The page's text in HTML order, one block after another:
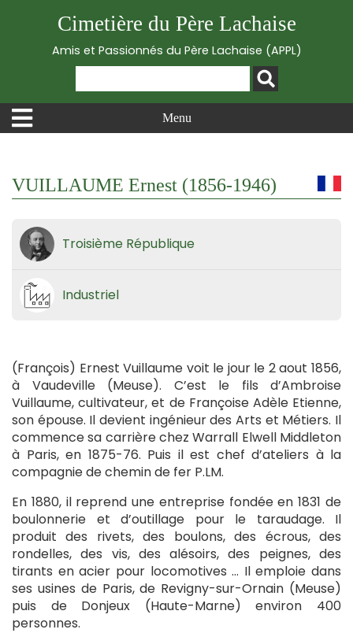
Cimetière du Père Lachaise
Amis et Passionnés du Père Lachaise (APPL)
Menu
VUILLAUME Ernest (1856-1946)
Troisième République
Industriel
(François) Ernest Vuillaume voit le jour le 2 aout 1856,
à Vaudeville (Meuse). C’est le fils d’Ambroise
Vuillaume, cultivateur, et de Françoise Adèle Etienne,
son épouse. Il devient ingénieur des Arts et Métiers. Il
commence sa carrière chez Warrall Elwell Middleton
à Paris, en 1875-76. Puis il est chef d’ateliers à la
compagnie de chemin de fer P.LM.
En 1880, il reprend une entreprise fondée en 1831 de
boulonnerie et d’outillage pour le taraudage. Il
produit des rivets, des boulons, des écrous, des
rondelles, des vis, des alésoirs, des peignes, des
tirants en acier pour locomotives … Il emploie dans
ses usines de Paris, de Revigny-sur-Ornain (Meuse)
puis de Donjeux (Haute-Marne) environ 400
personnes.